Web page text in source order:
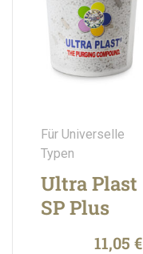
Für Universelle
Typen
Ultra Plast
SP Plus
11,05 €